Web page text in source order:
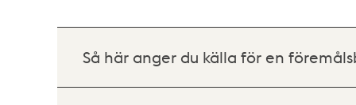
Så här anger du källa för en